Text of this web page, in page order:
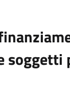
soggetti